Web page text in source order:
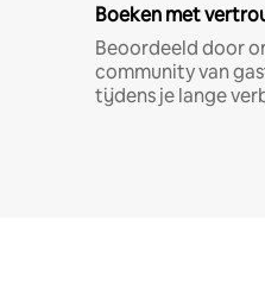
Boeken met
Beoordeeld door
community van
tijdens je lange